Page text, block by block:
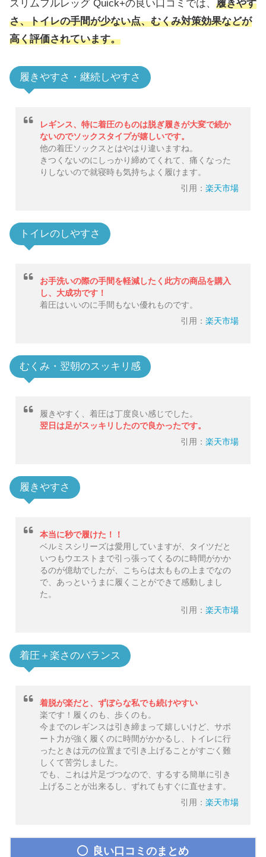
スリムフルレッグ Quick+の良い口コミでは、 履きやす
さ、トイレの手間が少ない点、むくみ対策効果などが
高く評価されています。
履きやすさ・継続しやすさ
レギンス、特に着圧のものは脱ぎ履きが大変で続か
ないのでソックスタイプが嬉しいです。
他の着圧ソックスとはやはり違いますね。
きつくないのにしっかり締めてくれて、痛くなった
りしないので就寝時も気持ちよく履けます。
引用： 楽天市場
トイレのしやすさ
お手洗いの際の手間を軽減したく此方の商品を購入
し、大成功です！
着圧はいいのに手間もない優れものです。
引用： 楽天市場
むくみ・翌朝のスッキリ感
履きやすく、着圧は丁度良い感じでした。
翌日は足がスッキリしたので良かったです。
引用： 楽天市場
履きやすさ
本当に秒で履けた！！
ベルミスシリーズは愛用していますが、タイツだと
いつもウエストまで引っ張ってくるのに時間がかか
るのが億劫でしたが、こちらは太ももの上までなの
で、あっというまに履くことができて感動しまし
た。
引用： 楽天市場
着圧＋楽さのバランス
着脱が楽だと、ずぼらな私でも続けやすい
楽です！履くのも、歩くのも。
今までのレギンスは引き締まって嬉しいけど、サポ
ート力が強く履くのに時間がかかるし、トイレに行
ったときは元の位置まで引き上げることがすごく難
しくて苦労しました。
でも、これは片足づつなので、するする簡単に引き
上げることが出来るし、ずれてもすぐに直せます。
引用： 楽天市場
良い口コミのまとめ